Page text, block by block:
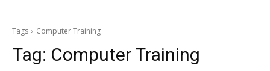
Tags Computer Training
Tag: Computer Training